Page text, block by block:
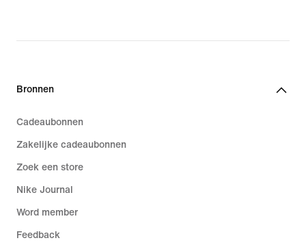
Bronnen
Cadeaubonnen
Zakelijke cadeaubonnen
Zoek een store
Nike Journal
Word member
Feedback